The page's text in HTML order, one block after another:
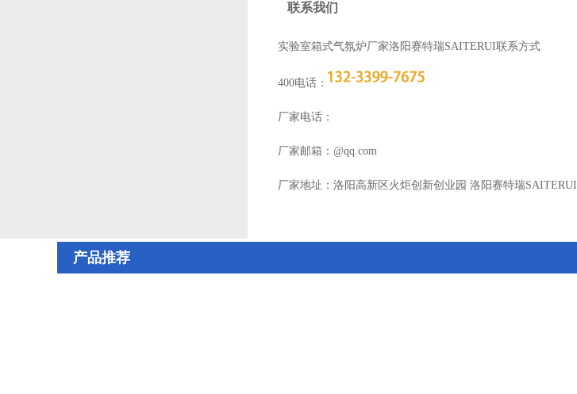
联系我们
实验室箱式气氛炉厂家洛阳赛特瑞SAITERUI联系方式
400电话：
厂家电话：
厂家邮箱：@qq.com
厂家地址：洛阳高新区火炬创新创业园 洛阳赛特瑞SAITERUI
产品推荐